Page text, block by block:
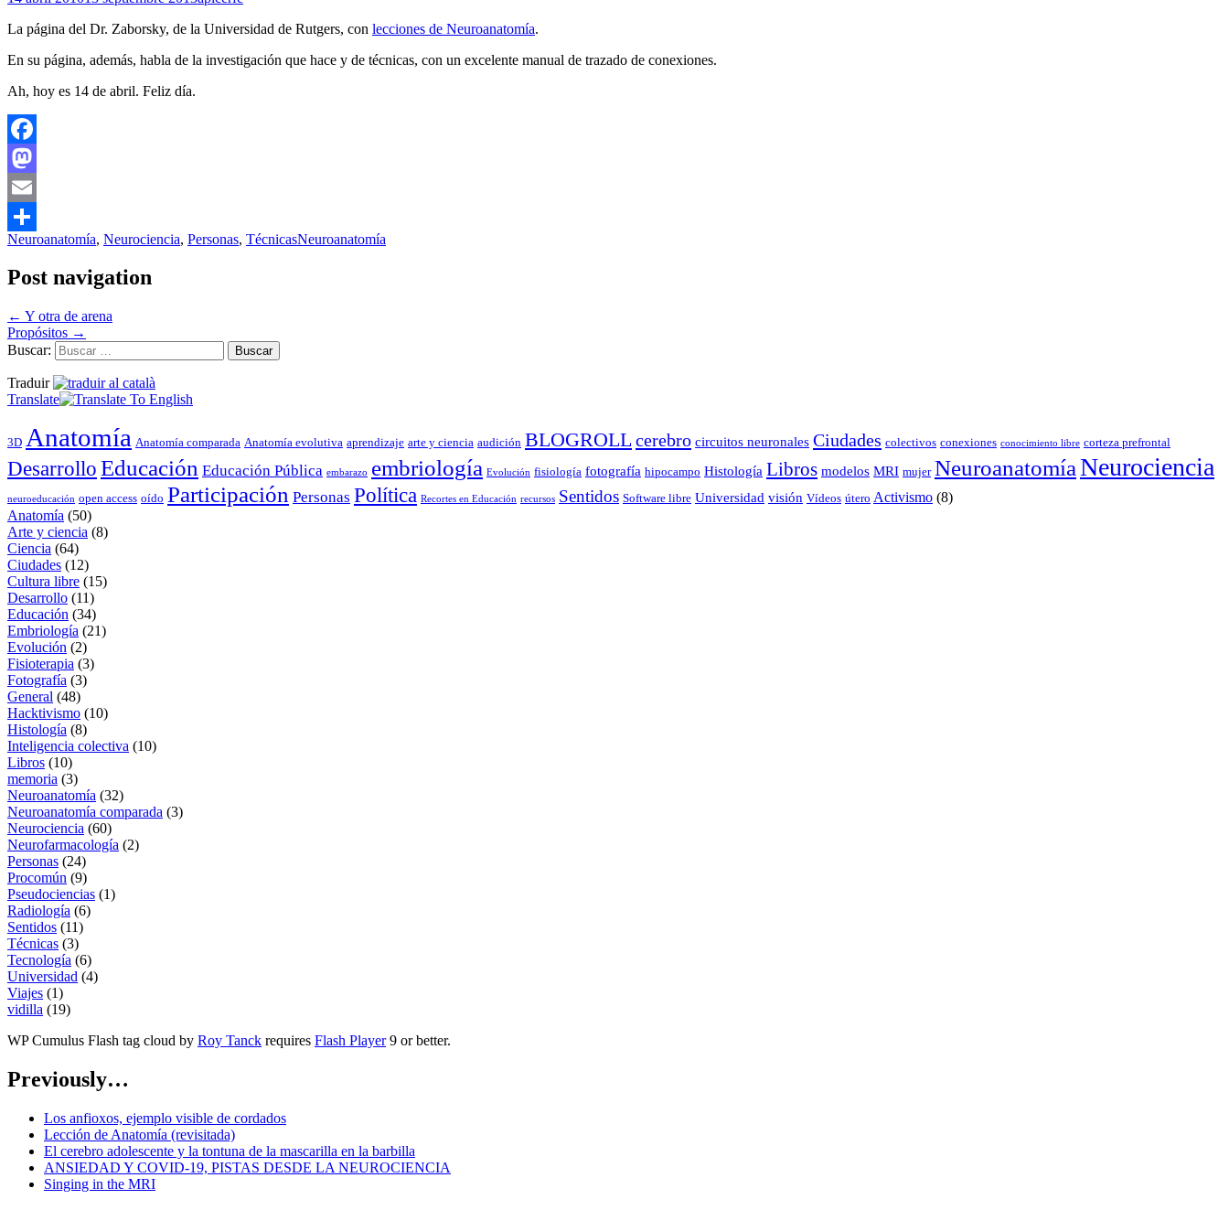
La página del Dr. Zaborsky, de la Universidad de Rutgers, con lecciones de Neuroanatomía.
En su página, además, habla de la investigación que hace y de técnicas, con un excelente manual de trazado de conexiones.
Ah, hoy es 14 de abril. Feliz día.
Facebook
Mastodon
Email
Compartir
Neuroanatomía, Neurociencia, Personas, TécnicasNeuroanatomía
Post navigation
← Y otra de arena
Propósitos →
Buscar:
Traduir
Translate
3D Anatomía Anatomía comparada Anatomía evolutiva aprendizaje arte y ciencia audición BLOGROLLcerebro circuitos neuronales Ciudades colectivos conexiones conocimiento libre corteza prefrontal
Desarrollo Educación Educación Pública embarazo embriología Evolución fisiología fotografía hipocampo Histología Libros modelos MRI mujer NeuroanatomíaNeurociencia
neuroeducación open access oído Participación Personas Política Recortes en Educación recursos Sentidos Software libre Universidad visión Vídeos útero Activismo (8)
Anatomía (50)
Arte y ciencia (8)
Ciencia (64)
Ciudades (12)
Cultura libre (15)
Desarrollo (11)
Educación (34)
Embriología (21)
Evolución (2)
Fisioterapia (3)
Fotografía (3)
General (48)
Hacktivismo (10)
Histología (8)
Inteligencia colectiva (10)
Libros (10)
memoria (3)
Neuroanatomía (32)
Neuroanatomía comparada (3)
Neurociencia (60)
Neurofarmacología (2)
Personas (24)
Procomún (9)
Pseudociencias (1)
Radiología (6)
Sentidos (11)
Técnicas (3)
Tecnología (6)
Universidad (4)
Viajes (1)
vidilla (19)
WP Cumulus Flash tag cloud by Roy Tanck requires Flash Player9 or better.
Previously…
Los anfioxos, ejemplo visible de cordados
Lección de Anatomía (revisitada)
El cerebro adolescente y la tontuna de la mascarilla en la barbilla
ANSIEDAD Y COVID-19, PISTAS DESDE LA NEUROCIENCIA
Singing in the MRI